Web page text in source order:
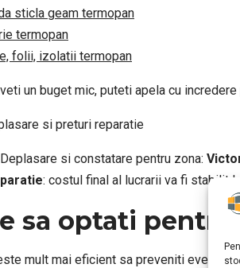
sticla geam termopan
termopan
folii, izolatii termopan
un buget mic, puteti apela cu
si preturi reparatie
si constatare pentru zona:
: costul final al lucrarii va fi stabilit
sa optati
mult mai eficient sa preveniti